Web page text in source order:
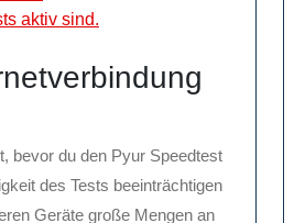
aktiv sind.
bevor du den Pyur Speedtest
des Tests beeinträchtigen
Geräte große Mengen an